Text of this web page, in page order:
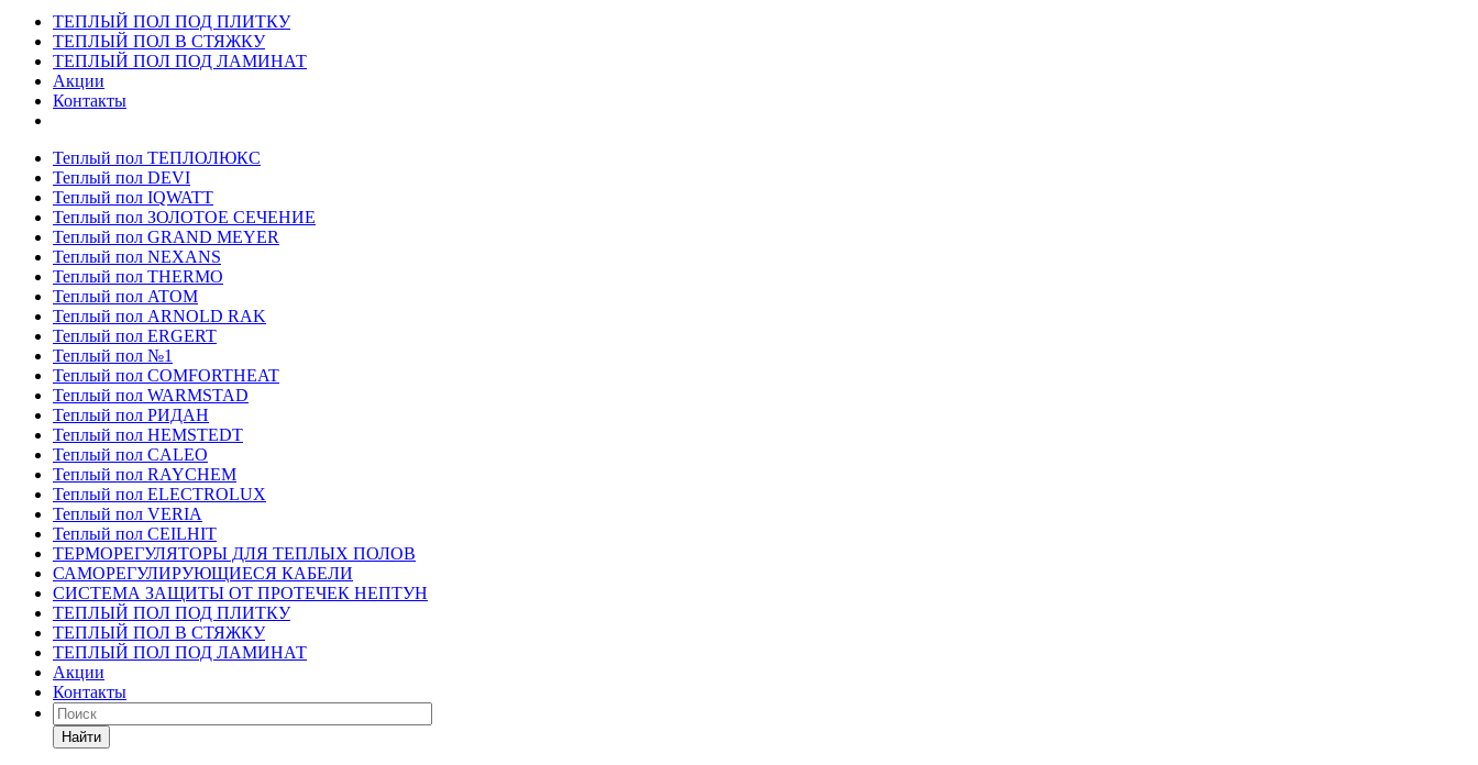
ТЕПЛЫЙ ПОЛ ПОД ПЛИТКУ
ТЕПЛЫЙ ПОЛ В СТЯЖКУ
ТЕПЛЫЙ ПОЛ ПОД ЛАМИНАТ
Акции
Контакты
Теплый пол ТЕПЛОЛЮКС
Теплый пол DEVI
Теплый пол IQWATT
Теплый пол ЗОЛОТОЕ СЕЧЕНИЕ
Теплый пол GRAND MEYER
Теплый пол NEXANS
Теплый пол THERMO
Теплый пол ATOM
Теплый пол ARNOLD RAK
Теплый пол ERGERT
Теплый пол №1
Теплый пол COMFORTHEAT
Теплый пол WARMSTAD
Теплый пол РИДАН
Теплый пол HEMSTEDT
Теплый пол CALEO
Теплый пол RAYCHEM
Теплый пол ELECTROLUX
Теплый пол VERIA
Теплый пол CEILHIT
ТЕРМОРЕГУЛЯТОРЫ ДЛЯ ТЕПЛЫХ ПОЛОВ
САМОРЕГУЛИРУЮЩИЕСЯ КАБЕЛИ
СИСТЕМА ЗАЩИТЫ ОТ ПРОТЕЧЕК НЕПТУН
ТЕПЛЫЙ ПОЛ ПОД ПЛИТКУ
ТЕПЛЫЙ ПОЛ В СТЯЖКУ
ТЕПЛЫЙ ПОЛ ПОД ЛАМИНАТ
Акции
Контакты
Найти